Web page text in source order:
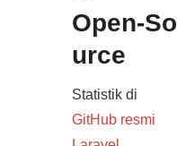
Open‑So
urce
Statistik di
GitHub resmi